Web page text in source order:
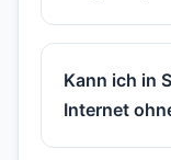
Kann ich in
Internet